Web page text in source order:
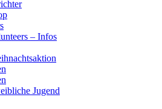
– Infos
Jugend